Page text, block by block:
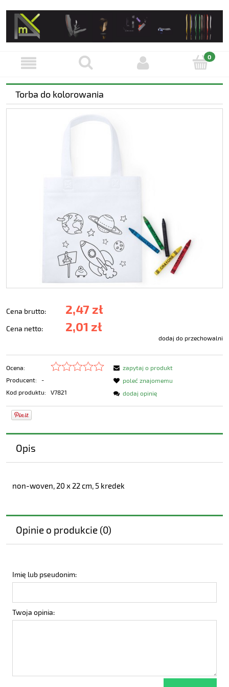
Torba do kolorowania
Cena brutto: 2,47 zł
Cena netto: 2,01 zł
dodaj do przechowalni
Ocena:
Producent:
-
Kod produktu:
V7821
zapytaj o produkt
poleć znajomemu
dodaj opinię
Opis
non-woven, 20 x 22 cm, 5 kredek
Opinie o produkcie (0)
Imię lub pseudonim:
Twoja opinia: